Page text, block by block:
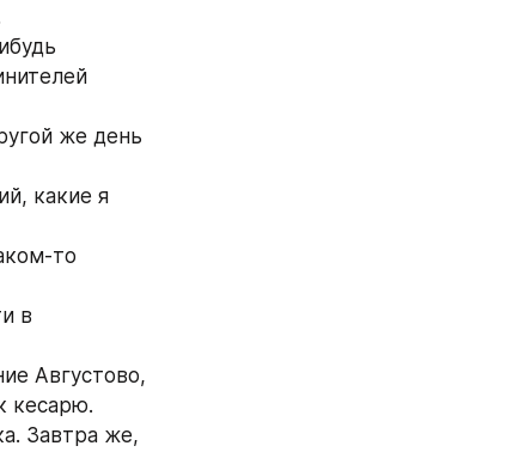
же день
какие я
в
Августово,
кесарю.
Завтра же,